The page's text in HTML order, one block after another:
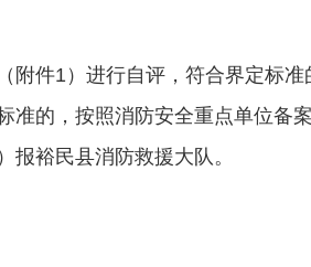
件1）进行自评，符合界定标
的，按照消防安全重点单位
裕民县消防救援大队。